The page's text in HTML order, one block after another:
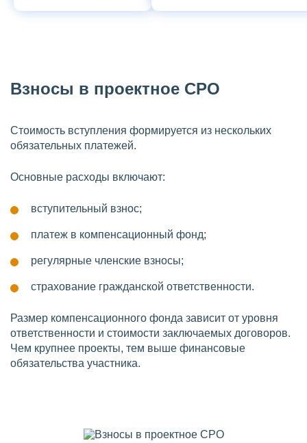
Взносы в проектное СРО
Стоимость вступления формируется из нескольких
обязательных платежей.
Основные расходы включают:
вступительный взнос;
платеж в компенсационный фонд;
регулярные членские взносы;
страхование гражданской ответственности.
Размер компенсационного фонда зависит от уровня
ответственности и стоимости заключаемых договоров.
Чем крупнее проекты, тем выше финансовые
обязательства участника.